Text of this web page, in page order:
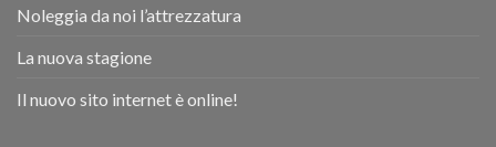
Noleggia da noi l’attrezzatura
La nuova stagione
Il nuovo sito internet è online!